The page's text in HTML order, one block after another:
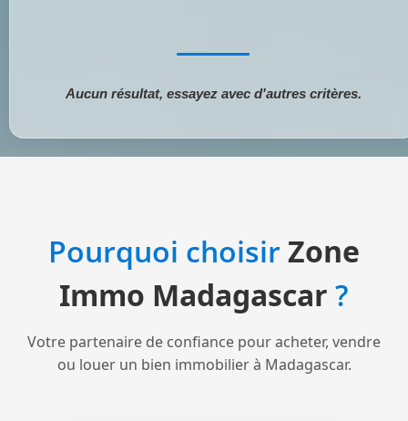
Aucun résultat, essayez avec d'autres critères.
Pourquoi choisirZone
Immo Madagascar ?
Votre partenaire de confiance pour acheter, vendre
ou louer un bien immobilier à Madagascar.